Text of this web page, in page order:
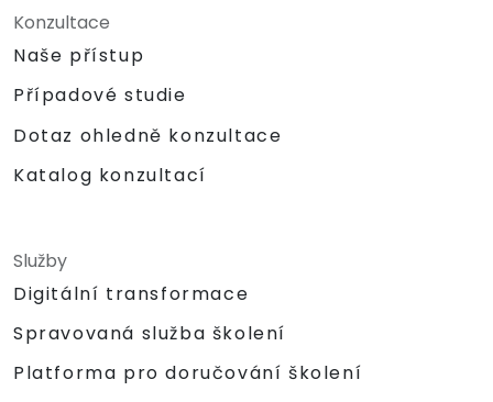
Konzultace
Naše přístup
Případové studie
Dotaz ohledně konzultace
Katalog konzultací
Služby
Digitální transformace
Spravovaná služba školení
Platforma pro doručování školení